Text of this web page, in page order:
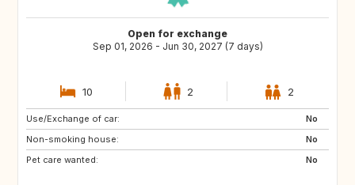
Open for exchange
Sep 01, 2026 - Jun 30, 2027 (7 days)
10 2 2
Use/Exchange of car:
No
Non-smoking house:
No
Pet care wanted:
No
US
ES